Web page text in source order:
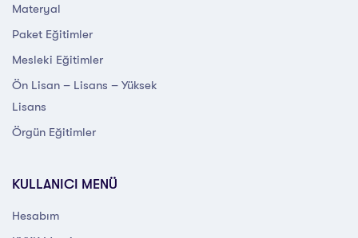
Materyal
Paket Eğitimler
Mesleki Eğitimler
Ön Lisan – Lisans – Yüksek
Lisans
Örgün Eğitimler
KULLANICI MENÜ
Hesabım